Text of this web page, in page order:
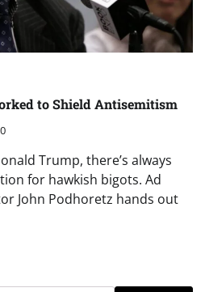
to Shield Antisemitism
0
Trump, there’s always
for hawkish bigots. Ad
John Podhoretz hands out